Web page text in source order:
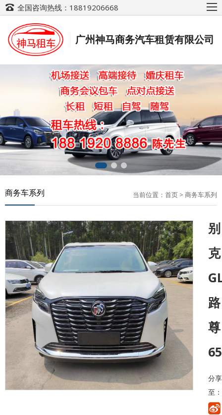
全国咨询热线：18819206668
广州神马商务汽车租赁有限公司
商务车系列 当前位置： 首页 > 商务车系列
别
克
路
尊
分享
至：